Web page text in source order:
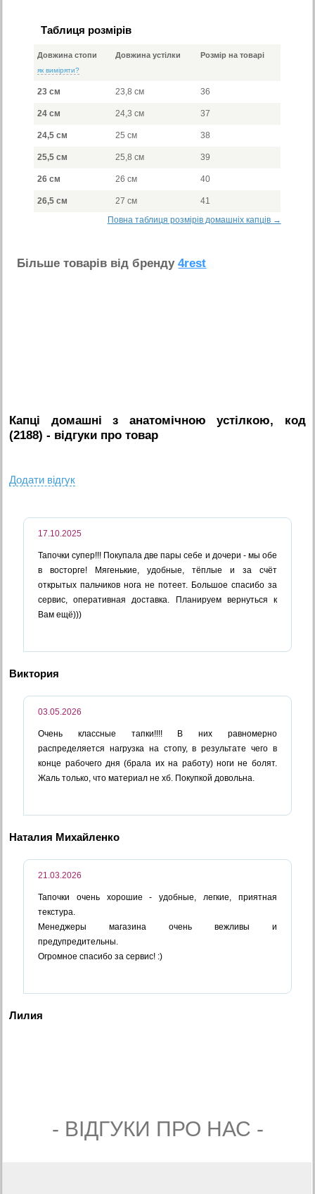
Таблиця розмірів
Довжина стопи
як виміряти?
Довжина устілки Розмір на товарі
23 см 23,8 см 36
24 см 24,3 см 37
24,5 см 25 см 38
25,5 см 25,8 см 39
26 см 26 см 40
26,5 см 27 см
41
Повна таблиця розмірів домашніх капців →
Бiльше товарiв вiд бренду4rest
Капці домашні з анатомічною устілкою, код
(2188) - вiдгуки про товар
Додати вiдгук
17.10.2025
Тапочки супер!!! Покупала две пары себе и дочери - мы обе
в восторге! Мягенькие, удобные, тёплые и за счёт
открытых пальчиков нога не потеет. Большое спасибо за
сервис, оперативная доставка. Планируем вернуться к
Вам ещё)))
Виктория
03.05.2026
Очень классные тапки!!!! В них равномерно
распределяется нагрузка на стопу, в результате чего в
конце рабочего дня (брала их на работу) ноги не болят.
Жаль только, что материал не хб. Покупкой довольна.
Наталия Михайленко
21.03.2026
Тапочки очень хорошие - удобные, легкие, приятная
текстура.
Менеджеры магазина очень вежливы и
предупредительны.
Огромное спасибо за сервис! :)
Лилия
- ВIДГУКИ ПРО НАС -